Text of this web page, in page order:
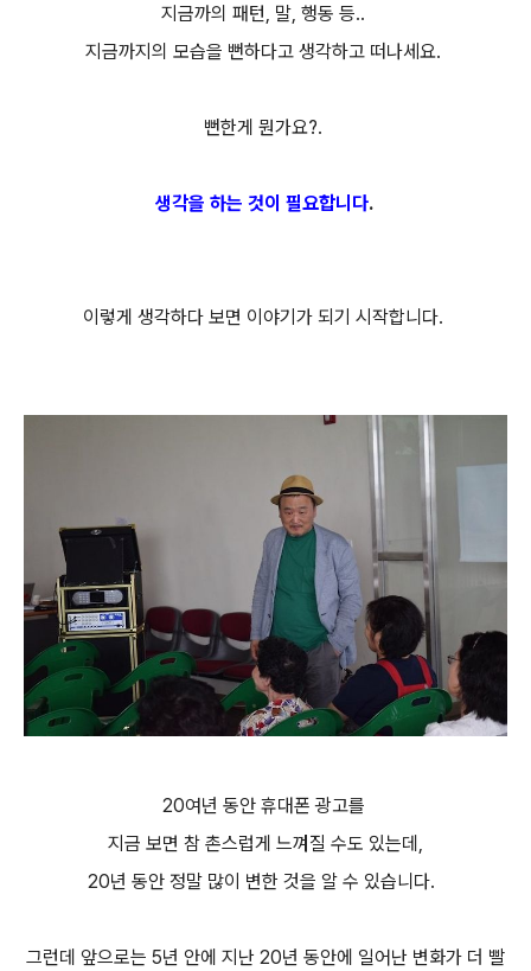
지금까의 패턴, 말, 행동 등..
지금까지의 모습을 뻔하다고 생각하고 떠나세요.
뻔한게 뭔가요?.
생각을 하는 것이 필요합니다.
이렇게 생각하다 보면 이야기가 되기 시작합니다.
20여년 동안 휴대폰 광고를
지금 보면 참 촌스럽게 느껴질 수도 있는데,
20년 동안 정말 많이 변한 것을 알 수 있습니다.
그런데 앞으로는 5년 안에 지난 20년 동안에 일어난 변화가 더 빨